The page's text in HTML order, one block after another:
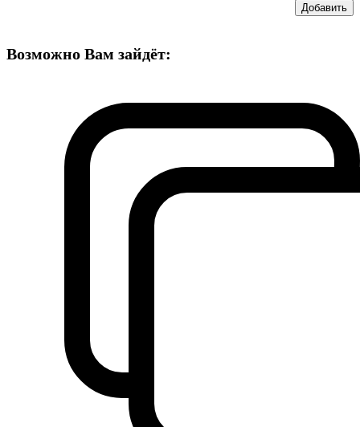
Добавить
Возможно Вам зайдёт: